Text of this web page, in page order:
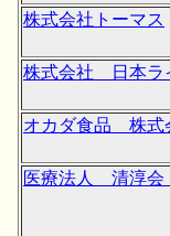
株式会社トーマス
株式会社 日本ラ
オカダ食品 株式
医療法人 清淳